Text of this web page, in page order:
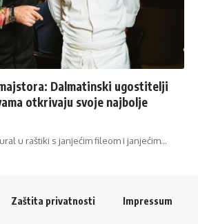
Dalmatinski ugostitelji
otkrivaju svoje najbolje
u raštiki s janjećim fileom i janjećim…
Zaštita privatnosti Impressum